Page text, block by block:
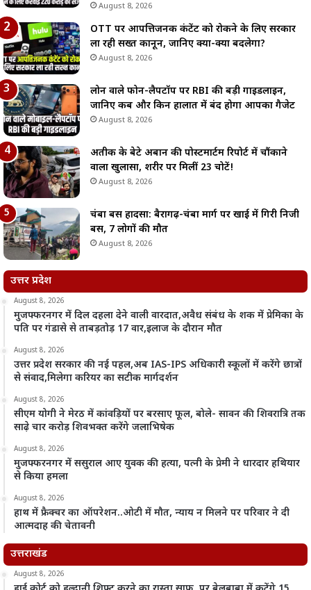
August 8, 2026
OTT पर आपत्तिजनक कंटेंट को रोकने के लिए सरकार
ला रही सख्त कानून, जानिए क्या-क्या बदलेगा?
August 8, 2026
लोन वाले फोन-लैपटॉप पर RBI की बड़ी गाइडलाइन,
जानिए कब और किन हालात में बंद होगा आपका गैजेट
August 8, 2026
अतीक के बेटे अबान की पोस्टमार्टम रिपोर्ट में चौंकाने
वाला खुलासा, शरीर पर मिलीं 23 चोटें!
August 8, 2026
चंबा बस हादसा: बैरागढ़-चंबा मार्ग पर खाई में गिरी निजी
बस, 7 लोगों की मौत
August 8, 2026
उत्तर प्रदेश
August 8, 2026
मुजफ्फरनगर में दिल दहला देने वाली वारदात,अवैध संबंध के शक में प्रेमिका के
पति पर गंडासे से ताबड़तोड़ 17 वार,इलाज के दौरान मौत
August 8, 2026
उत्तर प्रदेश सरकार की नई पहल,अब IAS-IPS अधिकारी स्कूलों में करेंगे छात्रों
से संवाद,मिलेगा करियर का सटीक मार्गदर्शन
August 8, 2026
सीएम योगी ने मेरठ में कांवड़ियों पर बरसाए फूल, बोले- सावन की शिवरात्रि तक
साढ़े चार करोड़ शिवभक्त करेंगे जलाभिषेक
August 8, 2026
मुजफ्फरनगर में ससुराल आए युवक की हत्या, पत्नी के प्रेमी ने धारदार हथियार
से किया हमला
August 8, 2026
हाथ में फ्रैक्चर का ऑपरेशन..ओटी में मौत, न्याय न मिलने पर परिवार ने दी
आत्मदाह की चेतावनी
उत्तराखंड
August 8, 2026